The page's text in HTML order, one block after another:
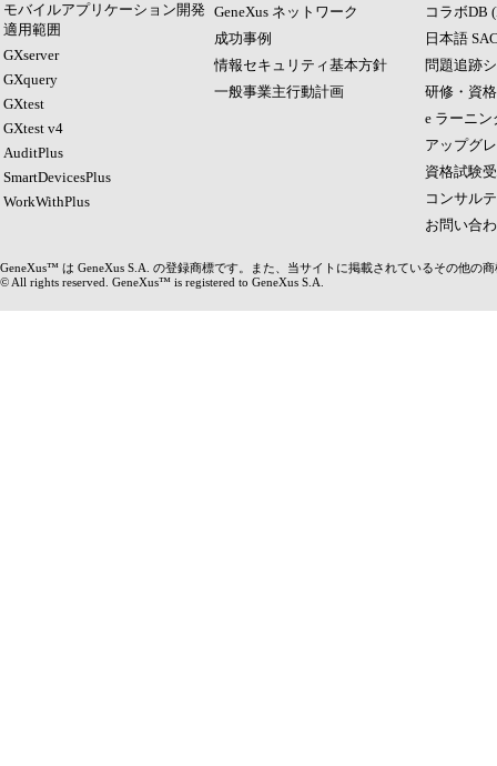
モバイルアプリケーション開発
適用範囲
GXserver
GXquery
GXtest
GXtest v4
AuditPlus
SmartDevicesPlus
WorkWithPlus
GeneXus ネットワーク
成功事例
情報セキュリティ基本方針
一般事業主行動計画
コラボDB
日本語
問題追跡
研修・資
e ラーニン
アップグ
資格試験
コンサル
お問い合
GeneXus™ は GeneXus S.A. の登録商標です。また、当サイトに掲載されているその他の
© All rights reserved. GeneXus™ is registered to GeneXus S.A.